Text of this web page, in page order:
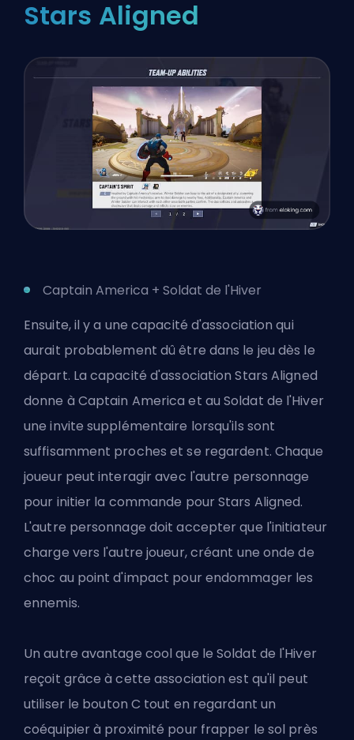
Stars Aligned
Captain America + Soldat de l'Hiver
Ensuite, il y a une capacité d'association qui
aurait probablement dû être dans le jeu dès le
départ. La capacité d'association Stars Aligned
donne à Captain America et au Soldat de l'Hiver
une invite supplémentaire lorsqu'ils sont
suffisamment proches et se regardent. Chaque
joueur peut interagir avec l'autre personnage
pour initier la commande pour Stars Aligned.
L'autre personnage doit accepter que l'initiateur
charge vers l'autre joueur, créant une onde de
choc au point d'impact pour endommager les
ennemis.
Un autre avantage cool que le Soldat de l'Hiver
reçoit grâce à cette association est qu'il peut
utiliser le bouton C tout en regardant un
coéquipier à proximité pour frapper le sol près